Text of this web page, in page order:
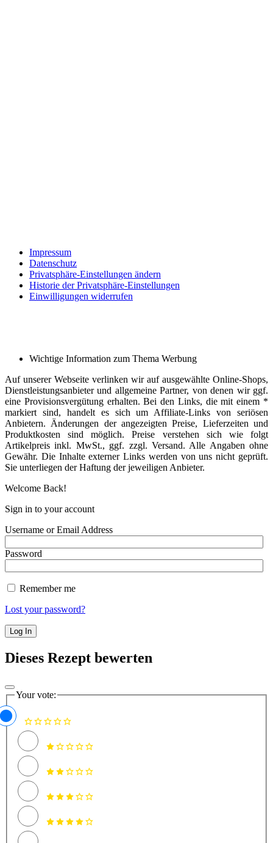
Impressum
Datenschutz
Privatsphäre-Einstellungen ändern
Historie der Privatsphäre-Einstellungen
Einwilligungen widerrufen
Wichtige Information zum Thema Werbung
Auf unserer Webseite verlinken wir auf ausgewählte Online-Shops,
Dienstleistungsanbieter und allgemeine Partner, von denen wir ggf.
eine Provisionsvergütung erhalten. Bei den Links, die mit einem *
markiert sind, handelt es sich um Affiliate-Links von seriösen
Anbietern. Änderungen der angezeigten Preise, Lieferzeiten und
Produktkosten sind möglich. Preise verstehen sich wie folgt
Artikelpreis inkl. MwSt., ggf. zzgl. Versand. Alle Angaben ohne
Gewähr. Die Inhalte externer Links werden von uns nicht geprüft.
Sie unterliegen der Haftung der jeweiligen Anbieter.
Welcome Back!
Sign in to your account
Username or Email Address
Password
Remember me
Lost your password?
Dieses Rezept bewerten
Your vote: